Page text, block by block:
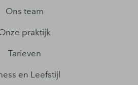
Ons team
praktijk
Tarieven
en Leefstijl